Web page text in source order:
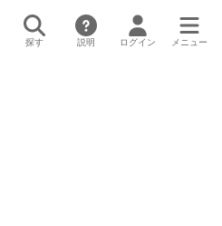
探す 説明 ログイン メニュー